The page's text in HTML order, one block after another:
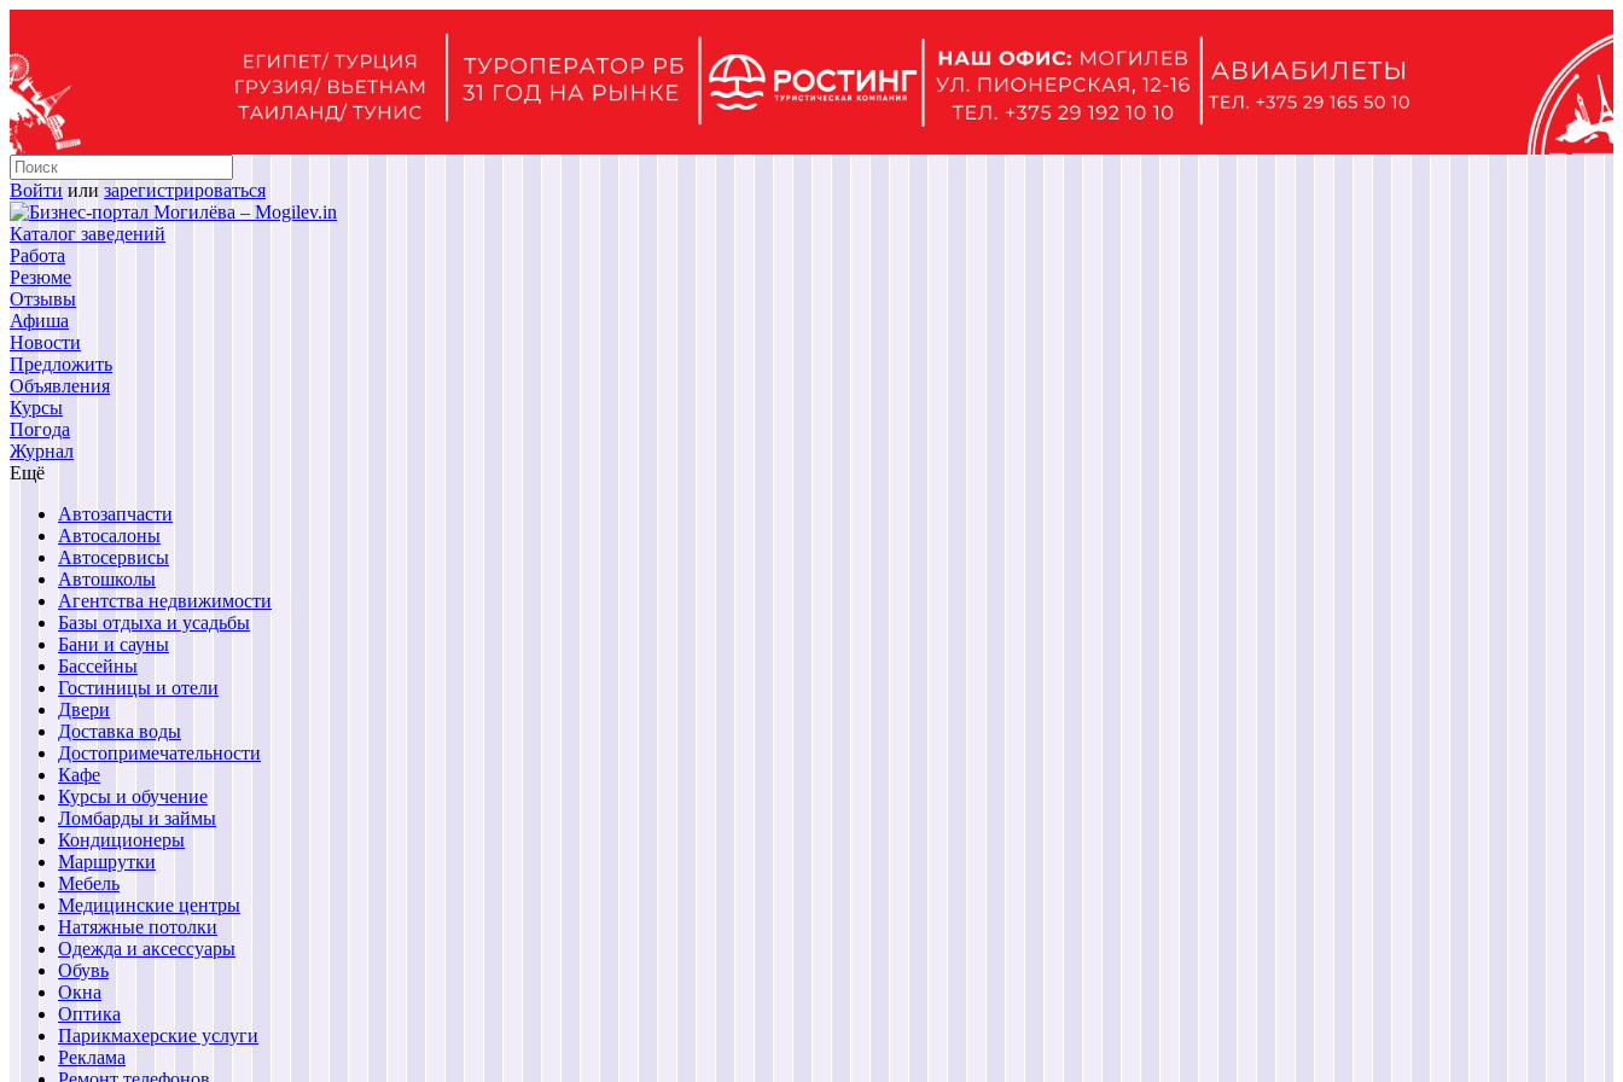
Войти или зарегистрироваться
Каталог заведений
Работа
Резюме
Отзывы
Афиша
Новости
Предложить
Объявления
Курсы
Погода
Журнал
Ещё
Автозапчасти
Автосалоны
Автосервисы
Автошколы
Агентства недвижимости
Базы отдыха и усадьбы
Бани и сауны
Бассейны
Гостиницы и отели
Двери
Доставка воды
Достопримечательности
Кафе
Курсы и обучение
Ломбарды и займы
Кондиционеры
Маршрутки
Мебель
Медицинские центры
Натяжные потолки
Одежда и аксессуары
Обувь
Окна
Оптика
Парикмахерские услуги
Реклама